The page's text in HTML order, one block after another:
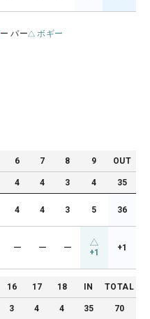
ー パー ボギー
6 7 8 9 OUT
4 4 3 4 35
4 4 3 5 36
ー ー ー +1 +1
16 17 18 IN TOTAL
3 4 4 35 70